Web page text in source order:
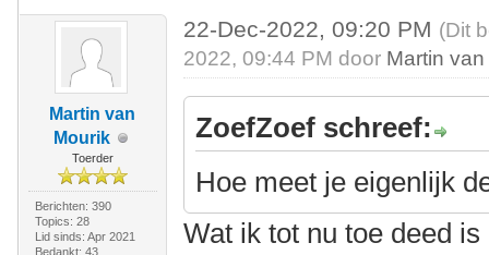
Martin van
Mourik
Toerder
Berichten: 390
Topics: 28
Lid sinds: Apr 2021
Bedankt: 43
22-Dec-2022, 09:20 PM (Dit
2022, 09:44 PM door Martin
ZoefZoef schreef:
Hoe meet je eigenlijk
Wat ik tot nu toe deed